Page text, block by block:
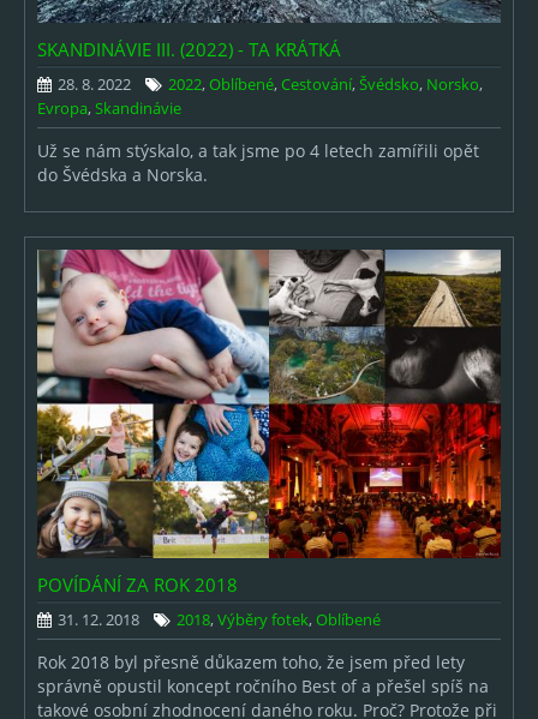
2016
2015
2014
2013
2011
2010
2009
2008
2007
2006
2005
O AUTOROVI
SKANDINÁVIE III. (2022) - TA KRÁTKÁ
28. 8. 2022 2022,Oblíbené,Cestování,Švédsko, Norsko,
Evropa,Skandinávie
Už se nám stýskalo, a tak jsme po 4 letech zamířili opět
do Švédska a Norska.
POVÍDÁNÍ ZA ROK 2018
31. 12. 2018 2018,Výběry fotek,Oblíbené
Rok 2018 byl přesně důkazem toho, že jsem před lety
správně opustil koncept ročního Best of a přešel spíš na
takové osobní zhodnocení daného roku. Proč? Protože při